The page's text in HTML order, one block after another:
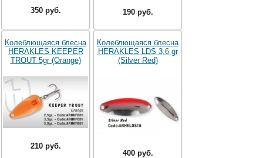
350 руб. 190 руб.
Колеблющаяся блесна
HERAKLES KEEPER
TROUT 5gr (Orange)
210 руб.
Колеблющаяся блесна
HERAKLES LDS 3,6 gr
(Silver Red)
400 руб.